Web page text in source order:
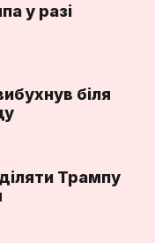
у разі
біля
Трампу